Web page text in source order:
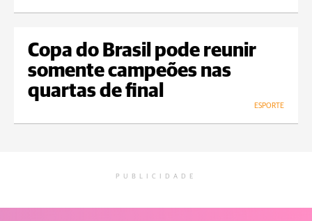
Copa do Brasil pode reunir
somente campeões nas
quartas de final
ESPORTE
PUBLICIDADE